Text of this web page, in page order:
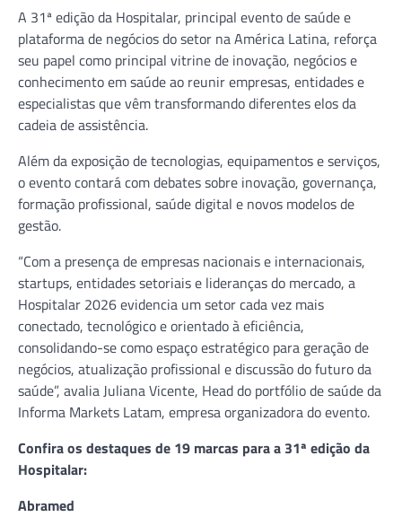
A 31ª edição da Hospitalar, principal evento de saúde e
plataforma de negócios do setor na América Latina, reforça
seu papel como principal vitrine de inovação, negócios e
conhecimento em saúde ao reunir empresas, entidades e
especialistas que vêm transformando diferentes elos da
cadeia de assistência.
Além da exposição de tecnologias, equipamentos e serviços,
o evento contará com debates sobre inovação, governança,
formação profissional, saúde digital e novos modelos de
gestão.
“Com a presença de empresas nacionais e internacionais,
startups, entidades setoriais e lideranças do mercado, a
Hospitalar 2026 evidencia um setor cada vez mais
conectado, tecnológico e orientado à eficiência,
consolidando-se como espaço estratégico para geração de
negócios, atualização profissional e discussão do futuro da
saúde”, avalia Juliana Vicente, Head do portfólio de saúde da
Informa Markets Latam, empresa organizadora do evento.
Confira os destaques de 19 marcas para a 31ª edição da
Hospitalar:
Abramed